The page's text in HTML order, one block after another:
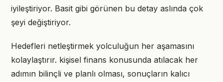
iyileştiriyor. Basit gibi görünen bu detay aslında çok
şeyi değiştiriyor.
Hedefleri netleştirmek yolculuğun her aşamasını
kolaylaştırır. kişisel finans konusunda atılacak her
adımın bilinçli ve planlı olması, sonuçların kalıcı